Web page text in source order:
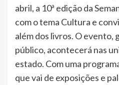
abril, a 10ª edição da
com o tema Cultura e
além dos livros. O evento,
público, acontecerá nas
estado. Com uma
que vai de exposições e